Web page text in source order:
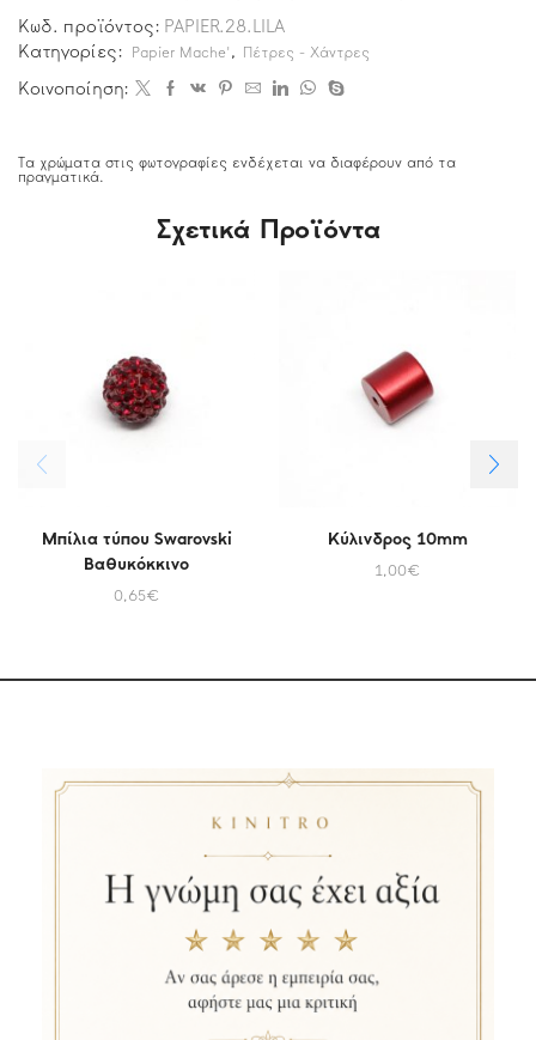
Κωδ. προϊόντος: PAPIER.28.LILA
Κατηγορίες:
Papier Mache' , Πέτρες - Χάντρες
Κοινοποίηση:
Τα χρώματα στις φωτογραφίες ενδέχεται να διαφέρουν από τα
πραγματικά.
Σχετικά Προϊόντα
Μπίλια τύπου Swarovski
Βαθυκόκκινο
0,65€
Κύλινδρος 10mm
1,00€